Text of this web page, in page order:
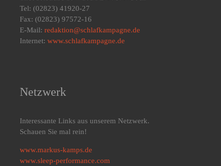
Tel: (02823) 41920-27
Fax: (02823) 97572-16
E-Mail: redaktion@schlafkampagne.de
Internet: www.schlafkampagne.de
Netzwerk
Interessante Links aus unserem Netzwerk.
Schauen Sie mal rein!
www.markus-kamps.de
www.sleep-performance.com